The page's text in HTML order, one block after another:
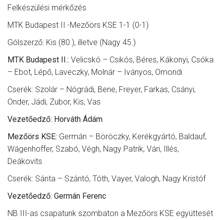
AKKREDITÁCIÓ
Felkészülési mérkőzés
MTK Budapest II.-Mezőörs KSE 1-1 (0-1)
Gólszerző: Kis (80.), illetve (Nagy 45.)
MTK Budapest II.: Velicskó – Csikós, Béres, Kákonyi, Csóka
– Ebot, Lépő, Laveczky, Molnár – Iványos, Omondi
Cserék: Szolár – Nógrádi, Bene, Freyer, Farkas, Csányi,
Onder, Jádi, Zubor, Kis, Vas
Vezetőedző: Horváth Ádám
Mezőörs KSE: Germán – Böröczky, Kerékgyártó, Baldauf,
Wágenhoffer, Szabó, Végh, Nagy Patrik, Vári, Illés,
Deákovits
Cserék: Sánta – Szántó, Tóth, Vayer, Valogh, Nagy Kristóf
Vezetőedző: Germán Ferenc
NB III-as csapatunk szombaton a Mezőörs KSE együttesét